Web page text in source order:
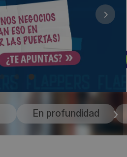
En profundidad